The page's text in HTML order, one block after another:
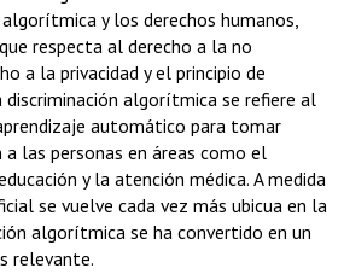
y los derechos humanos,
respecta al derecho a la no
a la privacidad y el principio de
discriminación algorítmica se refiere al
automático para tomar
las personas en áreas como el
y la atención médica. A medida
se vuelve cada vez más ubicua en la
algorítmica se ha convertido en un
relevante.